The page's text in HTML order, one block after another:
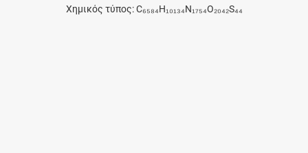
Χημικός τύπος: C₆₅₈₄H₁₀₁₃₄N₁₇₅₄O₂₀₄₂S₄₄